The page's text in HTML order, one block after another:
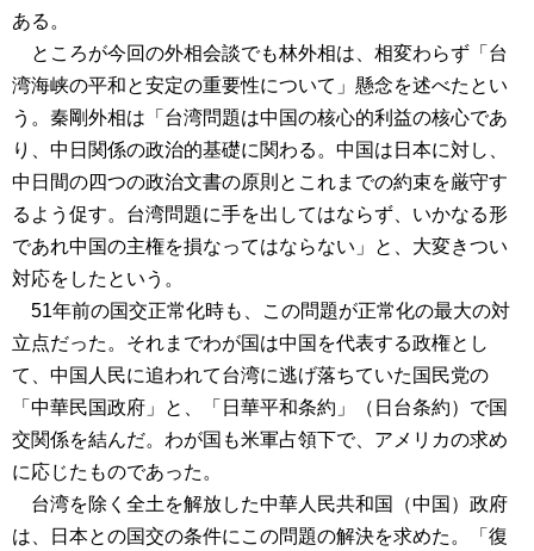
ある。
ところが今回の外相会談でも林外相は、相変わらず「台
湾海峡の平和と安定の重要性について」懸念を述べたとい
う。秦剛外相は「台湾問題は中国の核心的利益の核心であ
り、中日関係の政治的基礎に関わる。中国は日本に対し、
中日間の四つの政治文書の原則とこれまでの約束を厳守す
るよう促す。台湾問題に手を出してはならず、いかなる形
であれ中国の主権を損なってはならない」と、大変きつい
対応をしたという。
51年前の国交正常化時も、この問題が正常化の最大の対
立点だった。それまでわが国は中国を代表する政権とし
て、中国人民に追われて台湾に逃げ落ちていた国民党の
「中華民国政府」と、「日華平和条約」（日台条約）で国
交関係を結んだ。わが国も米軍占領下で、アメリカの求め
に応じたものであった。
台湾を除く全土を解放した中華人民共和国（中国）政府
は、日本との国交の条件にこの問題の解決を求めた。「復